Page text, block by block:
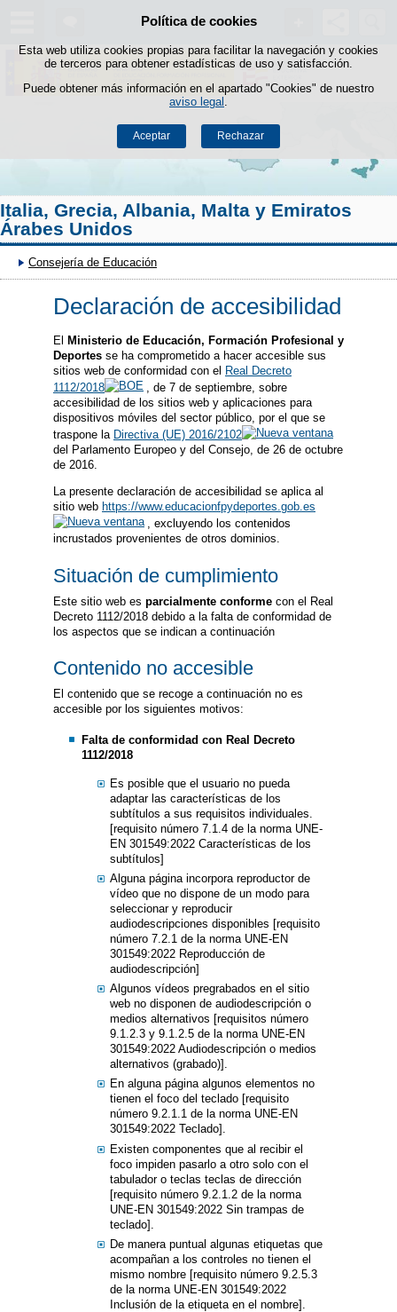
Política de cookies
Esta web utiliza cookies propias para facilitar la navegación y cookies
de terceros para obtener estadísticas de uso y satisfacción.
Puede obtener más información en el apartado "Cookies" de nuestro
aviso legal
Aceptar Rechazar
Saltar al contenido
Italia, Grecia, Albania, Malta y Emiratos
Árabes Unidos
Consejería de Educación
Declaración de accesibilidad
El
Ministerio de Educación, Formación Profesional y
Deportes se ha comprometido a hacer accesible sus
sitios web de conformidad con el Real Decreto
1112/2018
, de 7 de septiembre, sobre
accesibilidad de los sitios web y aplicaciones para
dispositivos móviles del sector público, por el que se
traspone la Directiva (UE) 2016/2102
del Parlamento Europeo y del Consejo, de 26 de octubre
de 2016.
La presente declaración de accesibilidad se aplica al
sitio web https://www.educacionfpydeportes.gob.es
, excluyendo los contenidos
incrustados provenientes de otros dominios.
Situación de cumplimiento
Este sitio web es parcialmente conforme con el Real
Decreto 1112/2018 debido a la falta de conformidad de
los aspectos que se indican a continuación
Contenido no accesible
El contenido que se recoge a continuación no es
accesible por los siguientes motivos:
Falta de conformidad con Real Decreto
1112/2018
Es posible que el usuario no pueda
adaptar las características de los
subtítulos a sus requisitos individuales.
[requisito número 7.1.4 de la norma UNE-
EN 301549:2022 Características de los
subtítulos]
Alguna página incorpora reproductor de
vídeo que no dispone de un modo para
seleccionar y reproducir
audiodescripciones disponibles [requisito
número 7.2.1 de la norma UNE-EN
301549:2022 Reproducción de
audiodescripción]
Algunos vídeos pregrabados en el sitio
web no disponen de audiodescripción o
medios alternativos [requisitos número
9.1.2.3 y 9.1.2.5 de la norma UNE-EN
301549:2022 Audiodescripción o medios
alternativos (grabado)].
En alguna página algunos elementos no
tienen el foco del teclado [requisito
número 9.2.1.1 de la norma UNE-EN
301549:2022 Teclado].
Existen componentes que al recibir el
foco impiden pasarlo a otro solo con el
tabulador o teclas teclas de dirección
[requisito número 9.2.1.2 de la norma
UNE-EN 301549:2022 Sin trampas de
teclado].
De manera puntual algunas etiquetas que
acompañan a los controles no tienen el
mismo nombre [requisito número 9.2.5.3
de la norma UNE-EN 301549:2022
Inclusión de la etiqueta en el nombre].